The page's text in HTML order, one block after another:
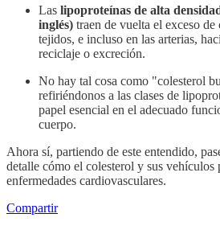
Las lipoproteínas de alta
inglés) traen de vuelta el exceso de
tejidos, e incluso en las arterias,
reciclaje o excreción.
No hay tal cosa como "colesterol
refiriéndonos a las clases de
papel esencial en el adecuado
cuerpo.
Ahora sí, partiendo de este entendido,
detalle cómo el colesterol y sus vehículos
enfermedades cardiovasculares.
Compartir